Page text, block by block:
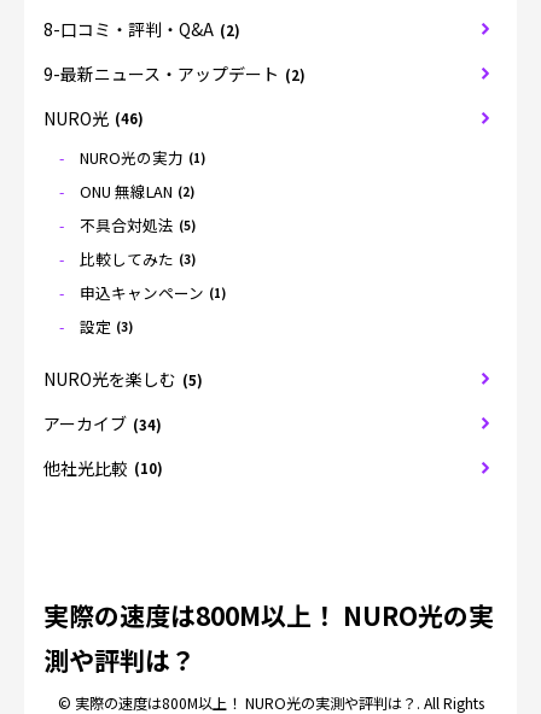
8-口コミ・評判・Q&A (2)
9-最新ニュース・アップデート (2)
NURO光 (46)
NURO光の実力 (1)
ONU 無線LAN (2)
不具合対処法 (5)
比較してみた (3)
申込キャンペーン (1)
設定 (3)
NURO光を楽しむ (5)
アーカイブ (34)
他社光比較 (10)
実際の速度は800M以上！ NURO光の実
測や評判は？
© 実際の速度は800M以上！ NURO光の実測や評判は？. All Rights